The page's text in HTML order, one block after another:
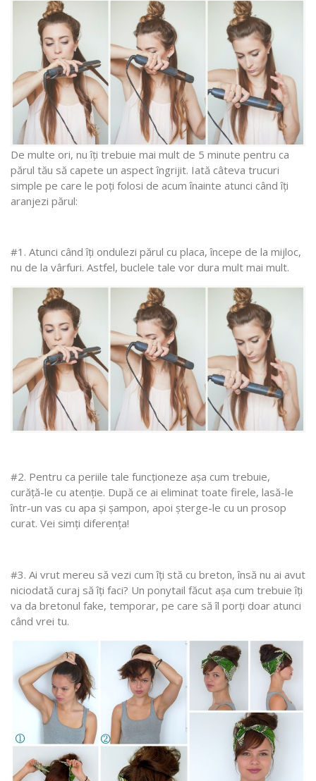
De multe ori, nu îți trebuie mai mult de 5 minute pentru ca
părul tău să capete un aspect îngrijit. Iată câteva trucuri
simple pe care le poți folosi de acum înainte atunci când îți
aranjezi părul:
#1. Atunci când îți ondulezi părul cu placa, începe de la mijloc,
nu de la vârfuri. Astfel, buclele tale vor dura mult mai mult.
#2. Pentru ca periile tale funcționeze așa cum trebuie,
curăță-le cu atenție. După ce ai eliminat toate firele, lasă-le
într-un vas cu apa și șampon, apoi șterge-le cu un prosop
curat. Vei simți diferența!
#3. Ai vrut mereu să vezi cum îți stă cu breton, însă nu ai avut
niciodată curaj să îți faci? Un ponytail făcut așa cum trebuie îți
va da bretonul fake, temporar, pe care să îl porți doar atunci
când vrei tu.